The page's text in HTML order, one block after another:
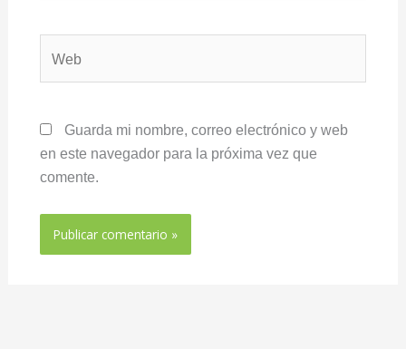
Guarda mi nombre, correo electrónico y web
en este navegador para la próxima vez que
comente.